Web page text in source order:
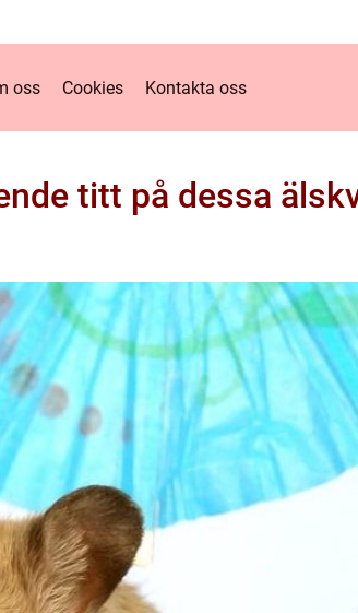
oss Cookies Kontakta oss
titt på dessa